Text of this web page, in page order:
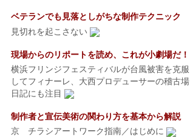
ベテランでも見落としがちな制作テクニック
見切れを起こさない
現場からのリポートを読め、これが小劇場だ！
横浜フリンジフェスティバルが台風被害を克服
してフィナーレ、大西プロデューサーの稽古場
日記にも注目
制作者と宣伝美術の関わり方を基本から解説
京 チラシアートワーク指南／はじめに